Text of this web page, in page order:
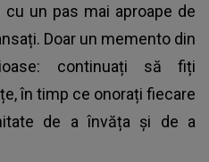
un pas mai aproape de
Doar un memento din
continuați să fiți
în timp ce onorați fiecare
de a învăța și de a